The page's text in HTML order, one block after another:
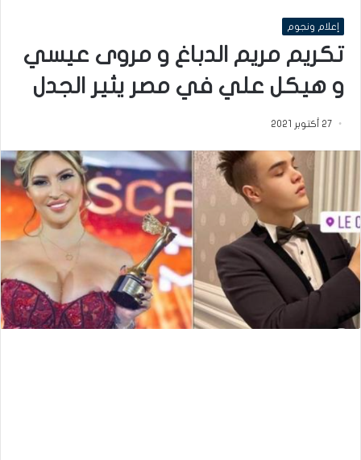
إعلام ونجوم
تكريم مريم الدباغ و مروى عيسي
و هيكل علي في مصر يثير الجدل
27 أكتوبر 2021